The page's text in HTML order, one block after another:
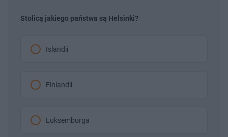
Stolicą jakiego państwa są Helsinki?
Islandii
Finlandii
Luksemburga